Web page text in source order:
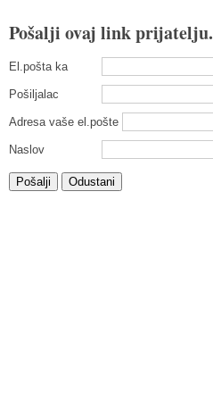
Pošalji ovaj link prijatelju.
El.pošta ka
Pošiljalac
Adresa vaše el.pošte
Naslov
Pošalji Odustani